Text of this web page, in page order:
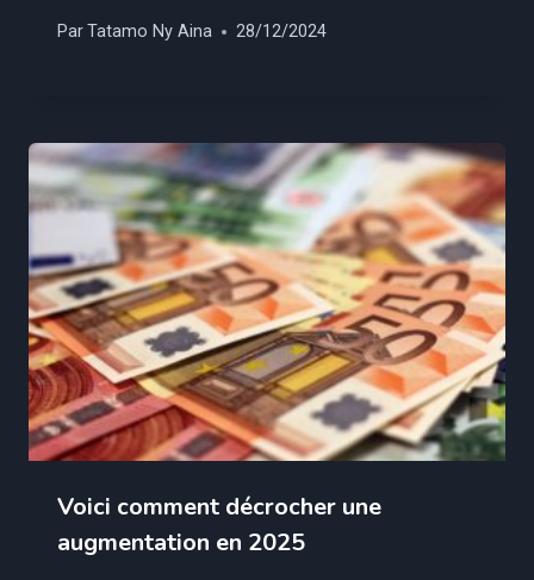
ParTatamo Ny Aina 28/12/2024
Voici comment décrocher une
augmentation en 2025